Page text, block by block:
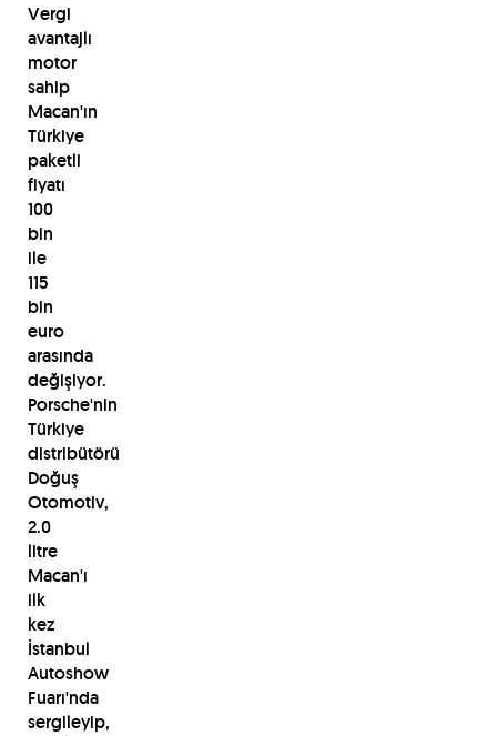
Vergi
avantajlı
motor
sahip
Macan'ın
Türkiye
paketli
fiyatı
100
bin
ile
115
bin
euro
arasında
değişiyor.
Porsche'nin
Türkiye
distribütörü
Doğuş
Otomotiv,
2.0
litre
Macan'ı
ilk
kez
İstanbul
Autoshow
Fuarı'nda
sergileyip,